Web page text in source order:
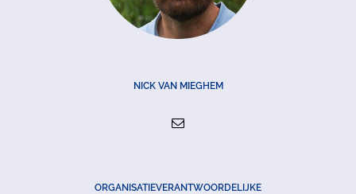
NICK VAN MIEGHEM
ORGANISATIEVERANTWOORDELIJKE